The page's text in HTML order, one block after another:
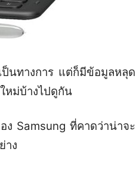
ป็นทางการ แต่ก็มีข้อมูลหลุด
หม่บ้างไปดูกัน
ง Samsung ที่คาดว่าน่าจะ
าง